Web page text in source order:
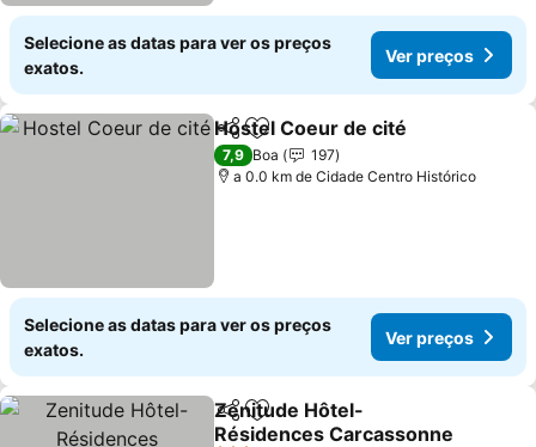
Selecione as datas para ver os preços
exatos.
Ver preços
PartilharAdicionar aos favoritos
Hostel Coeur de cité
7,9 Boa
197
a 0.0 km de Cidade Centro Histórico
Selecione as datas para ver os preços
exatos.
Ver preços
PartilharAdicionar aos favoritos
Zenitude Hôtel-
Résidences Carcassonne